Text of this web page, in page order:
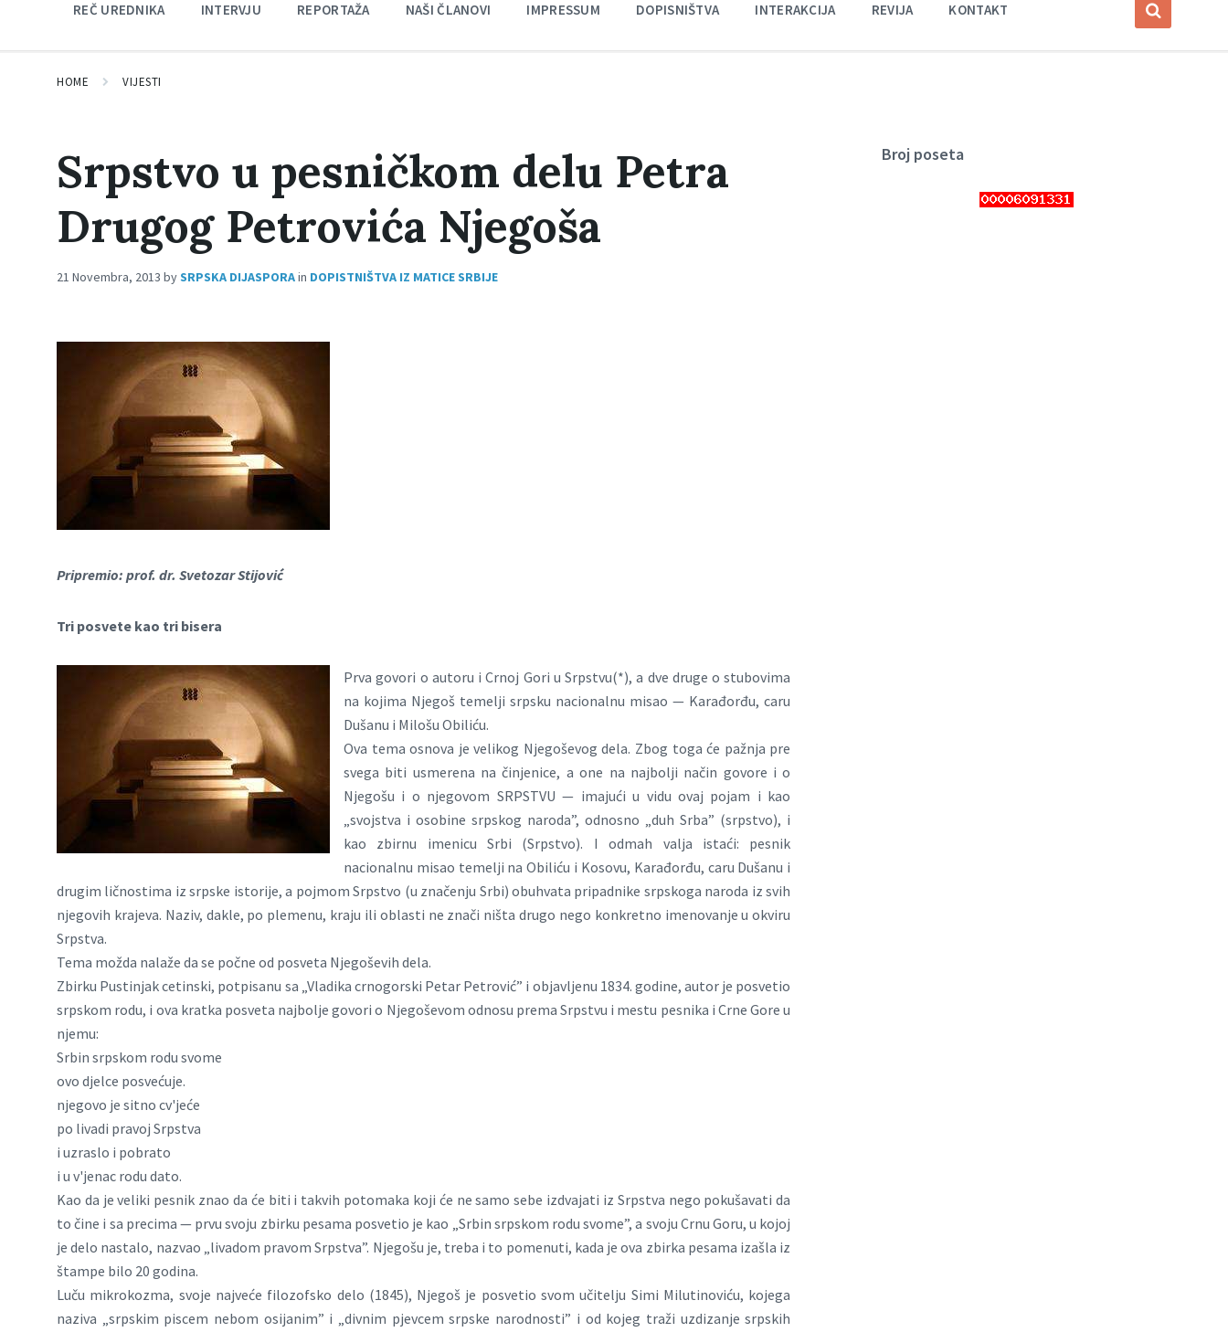
REČ UREDNIKA INTERVJU REPORTAŽA NAŠI ČLANOVI IMPRESSUM DOPISNIŠTVA INTERAKCIJA REVIJA KONTAKT
HOME VIJESTI
Srpstvo u pesničkom delu Petra
Drugog Petrovića Njegoša
21 Novembra, 2013 bySRPSKA DIJASPORAin DOPISTNIŠTVA IZ MATICE SRBIJE
Pripremio: prof. dr. Svetozar Stijović
Tri posvete kao tri bisera
Prva govori o autoru i Crnoj Gori u Srpstvu(*), a dve druge o stubovima
na kojima Njegoš temelji srpsku nacionalnu misao — Karađorđu, caru
Dušanu i Milošu Obiliću.
Ova tema osnova je velikog Njegoševog dela. Zbog toga će pažnja pre
svega biti usmerena na činjenice, a one na najbolji način govore i o
Njegošu i o njegovom SRPSTVU — imajući u vidu ovaj pojam i kao
„svojstva i osobine srpskog naroda”, odnosno „duh Srba” (srpstvo), i
kao zbirnu imenicu Srbi (Srpstvo). I odmah valja istaći: pesnik
nacionalnu misao temelji na Obiliću i Kosovu, Karađorđu, caru Dušanu i
drugim ličnostima iz srpske istorije, a pojmom Srpstvo (u značenju Srbi) obuhvata pripadnike srpskoga naroda iz svih
njegovih krajeva. Naziv, dakle, po plemenu, kraju ili oblasti ne znači ništa drugo nego konkretno imenovanje u okviru
Srpstva.
Tema možda nalaže da se počne od posveta Njegoševih dela.
Zbirku Pustinjak cetinski, potpisanu sa „Vladika crnogorski Petar Petrović” i objavljenu 1834. godine, autor je posvetio
srpskom rodu, i ova kratka posveta najbolje govori o Njegoševom odnosu prema Srpstvu i mestu pesnika i Crne Gore u
njemu:
Srbin srpskom rodu svome
ovo djelce posvećuje.
njegovo je sitno cv'jeće
po livadi pravoj Srpstva
i uzraslo i pobrato
i u v'jenac rodu dato.
Kao da je veliki pesnik znao da će biti i takvih potomaka koji će ne samo sebe izdvajati iz Srpstva nego pokušavati da
to čine i sa precima — prvu svoju zbirku pesama posvetio je kao „Srbin srpskom rodu svome”, a svoju Crnu Goru, u kojoj
je delo nastalo, nazvao „livadom pravom Srpstva”. Njegošu je, treba i to pomenuti, kada je ova zbirka pesama izašla iz
štampe bilo 20 godina.
Luču mikrokozma, svoje najveće filozofsko delo (1845), Njegoš je posvetio svom učitelju Simi Milutinoviću, kojega
naziva „srpskim piscem nebom osijanim” i „divnim pjevcem srpske narodnosti” i od kojeg traži uzdizanje srpskih
Broj poseta